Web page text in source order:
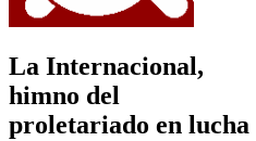
La Internacional,
himno del
proletariado en lucha